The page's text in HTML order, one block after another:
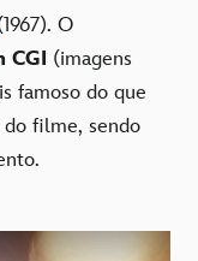
O
CGI (imagens
famoso do que
do filme, sendo